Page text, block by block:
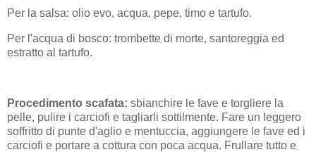
Per la salsa: olio evo, acqua, pepe, timo e tartufo.
Per l'acqua di bosco: trombette di morte, santoreggia ed
estratto al tartufo.
Procedimento scafata: sbianchire le fave e torgliere la
pelle, pulire i carciofi e tagliarli sottilmente. Fare un leggero
soffritto di punte d'aglio e mentuccia, aggiungere le fave ed i
carciofi e portare a cottura con poca acqua. Frullare tutto e